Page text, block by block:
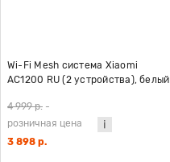
Wi-Fi Mesh система Xiaomi
AC1200 RU (2 устройства), белый
4 999 р. -
розничная цена
3 898 р.